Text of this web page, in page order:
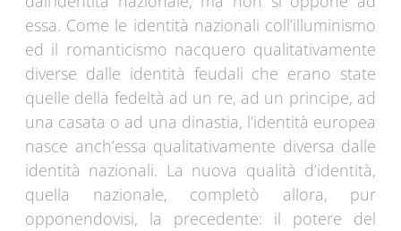
essa. Come le identità nazionali coll’illuminismo
ed il romanticismo nacquero qualitativamente
diverse dalle identità feudali che erano state
quelle della fedeltà ad un re, ad un principe, ad
una casata o ad una dinastia, l’identità europea
nasce anch’essa qualitativamente diversa dalle
identità nazionali. La nuova qualità d’identità,
quella nazionale, completò allora, pur
opponendovisi, la precedente: il potere del